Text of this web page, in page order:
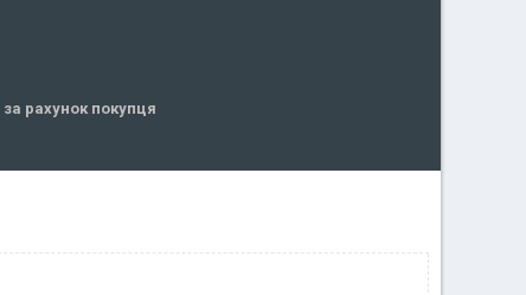
за рахунок покупця